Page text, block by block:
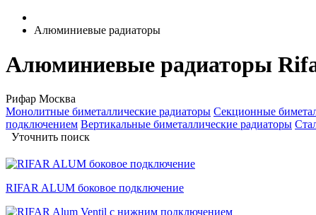
Алюминиевые радиаторы
Алюминиевые радиаторы
Рифар Москва
Монолитные биметаллические радиаторы Секционные
подключением Вертикальные биметаллические радиаторы
Уточнить поиск
RIFAR ALUM боковое подключение